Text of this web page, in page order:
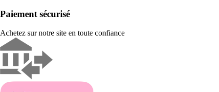
Paiement sécurisé
Achetez sur notre site en toute confiance